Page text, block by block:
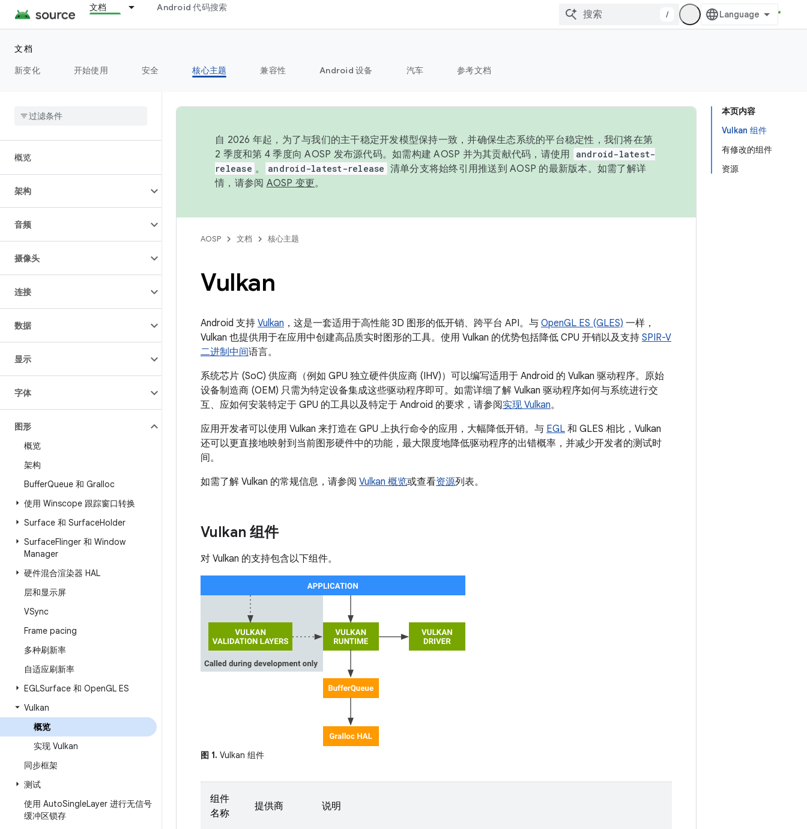
文档 Android 代码搜索
/
文档
新变化
开始使用 安全 核心主题 兼容性 Android 设备 汽车 参考文档
概览
架构
音频
摄像头
连接
数据
显示
字体
图形
概览
架构
BufferQueue 和 Gralloc
使用 Winscope 跟踪窗口转换
Surface 和 SurfaceHolder
SurfaceFlinger 和 Window
Manager
硬件混合渲染器 HAL
层和显示屏
VSync
Frame pacing
多种刷新率
自适应刷新率
EGLSurface 和 OpenGL ES
Vulkan
概览
实现 Vulkan
同步框架
测试
使用 AutoSingleLayer 进行无信号
缓冲区锁存
本页内容
Vulkan 组件
有修改的组件
资源
自 2026 年起，为了与我们的主干稳定开发模型保持一致，并确保生态系统的平台稳定性，我们将在第
2 季度和第 4 季度向 AOSP 发布源代码。如需构建 AOSP 并为其贡献代码，请使用
android-latest-
release 。 android-latest-release 清单分支将始终引用推送到 AOSP 的最新版本。如需了解详
情，请参阅 AOSP 变更。
AOSP 文档 核心主题
Vulkan
Android 支持 Vulkan ，这是一套适用于高性能 3D 图形的低开销、跨平台 API。与 OpenGL ES (GLES) 一样，
Vulkan 也提供用于在应用中创建高品质实时图形的工具。使用 Vulkan 的优势包括降低 CPU 开销以及支持 SPIR-V
二进制中间语言。
系统芯片 (SoC) 供应商（例如 GPU 独立硬件供应商 (IHV)）可以编写适用于 Android 的 Vulkan 驱动程序。原始
设备制造商 (OEM) 只需为特定设备集成这些驱动程序即可。如需详细了解 Vulkan 驱动程序如何与系统进行交
互、应如何安装特定于 GPU 的工具以及特定于 Android 的要求，请参阅实现 Vulkan。
应用开发者可以使用 Vulkan 来打造在 GPU 上执行命令的应用，大幅降低开销。与 EGL 和 GLES 相比，Vulkan
还可以更直接地映射到当前图形硬件中的功能，最大限度地降低驱动程序的出错概率，并减少开发者的测试时
间。
如需了解 Vulkan 的常规信息，请参阅 Vulkan 概览或查看资源列表。
Vulkan 组件
对 Vulkan 的支持包含以下组件。
图 1. Vulkan 组件
组件
名称
提供商 说明